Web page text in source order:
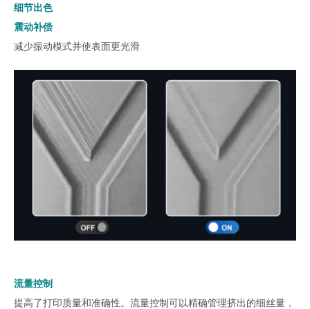
细节出色
震动补偿
减少振动模式并使表面更光滑
流量控制
提高了打印质量和准确性。流量控制可以精确管理挤出的细丝量，